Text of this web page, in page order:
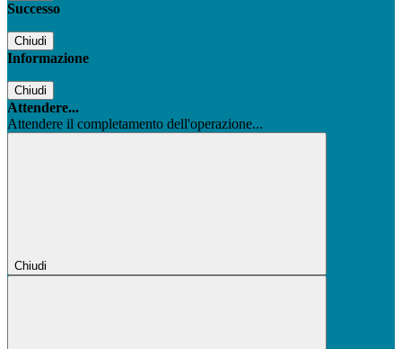
Successo
Chiudi
Informazione
Chiudi
Attendere...
Attendere il completamento dell'operazione...
Chiudi